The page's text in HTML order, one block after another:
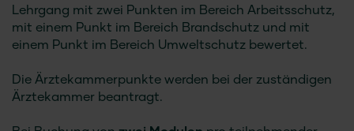
Lehrgang mit zwei Punkten im Bereich Arbeitsschutz,
mit einem Punkt im Bereich Brandschutz und mit
einem Punkt im Bereich Umweltschutz bewertet.
Die Ärztekammerpunkte werden bei der zuständigen
Ärztekammer beantragt.